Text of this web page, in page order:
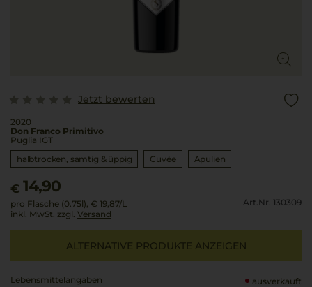
Jetzt bewerten
2020
Don Franco Primitivo
Puglia IGT
halbtrocken, samtig & üppig
Cuvée Apulien
€ 14,90
pro Flasche (0.75l), € 19,87/L
inkl. MwSt. zzgl. Versand
Art.Nr. 130309
ALTERNATIVE PRODUKTE ANZEIGEN
Lebensmittel­angaben ausverkauft